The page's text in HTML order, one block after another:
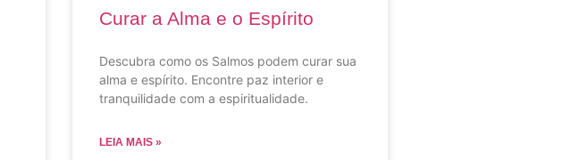
Curar a Alma e o Espírito
Descubra como os Salmos podem curar sua
alma e espírito. Encontre paz interior e
tranquilidade com a espiritualidade.
LEIA MAIS »